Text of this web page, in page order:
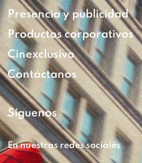
Presencia y publicidad
Productos corporativos
Cinexclusivo
Contáctanos
Síguenos
En nuestras redes sociales